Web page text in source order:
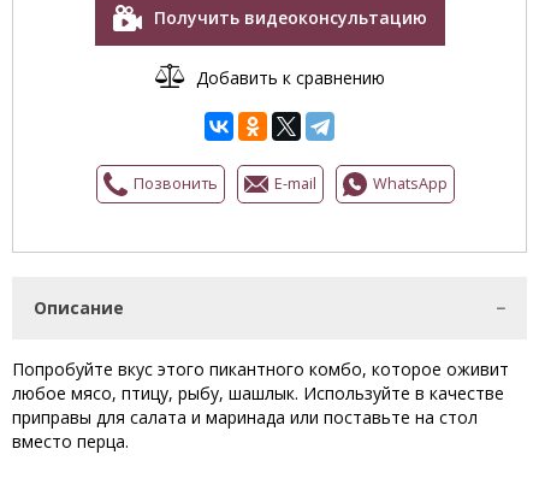
Получить видеоконсультацию
Добавить к сравнению
Позвонить E-mail WhatsApp
Описание
Попробуйте вкус этого пикантного комбо, которое оживит
любое мясо, птицу, рыбу, шашлык. Используйте в качестве
приправы для салата и маринада или поставьте на стол
вместо перца.